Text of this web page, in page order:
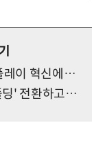
혁신에 방점
미·ZTE도 참전